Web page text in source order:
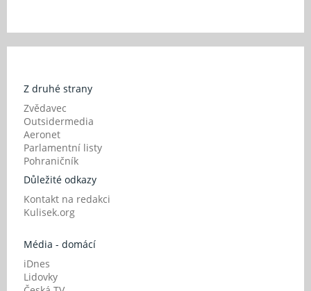
Z druhé strany
Zvědavec
Outsidermedia
Aeronet
Parlamentní listy
Pohraničník
Důležité odkazy
Kontakt na redakci
Kulisek.org
Média - domácí
iDnes
Lidovky